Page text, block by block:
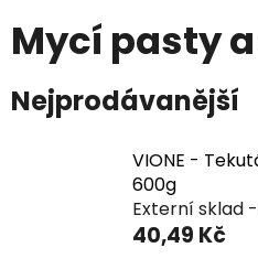
Mycí pasty
Nejprodávanější
VIONE -
600g
Externí sklad
40,49 Kč